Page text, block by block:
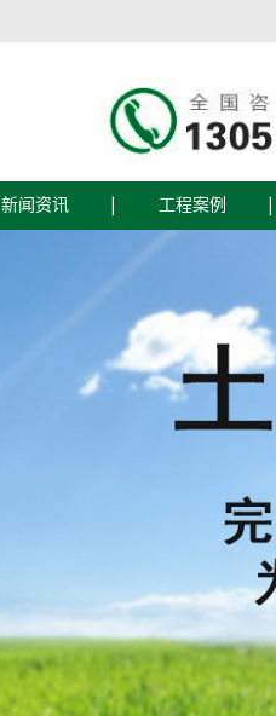
土壤蒸渗设备
新闻资讯 工程案例